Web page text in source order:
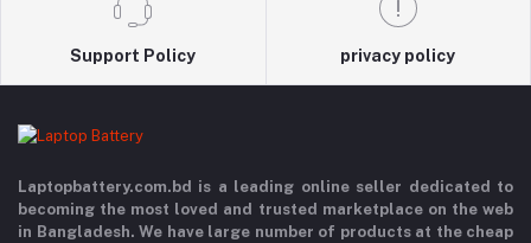
Support Policy privacy policy
Laptopbattery.com.bd is a leading online seller dedicated to
becoming the most loved and trusted marketplace on the web
in Bangladesh. We have large number of products at the cheap